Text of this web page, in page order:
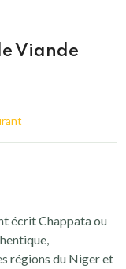
Viande
écrit Chappata ou
régions du Niger et